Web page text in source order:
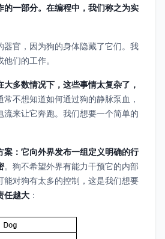
的一部分。在编程中，我们称之为实
器官，因为狗的身体隐藏了它们。我
们的工作。
大多数情况下，这些事情太复杂了，
常不想知道如何通过狗的静脉泵血，
流来让它奔跑。我们想要一个简单的
案：它向外界发布一组定义明确的行
。狗不希望外界有能力干预它的内部
能对狗有太多的控制，这是我们想要
任越大 ：